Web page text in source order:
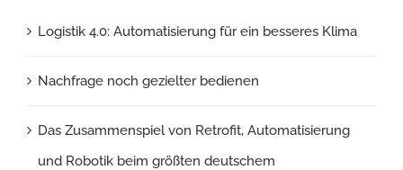
Logistik 4.0: Automatisierung für ein besseres Klima
Nachfrage noch gezielter bedienen
Das Zusammenspiel von Retrofit, Automatisierung
und Robotik beim größten deutschem